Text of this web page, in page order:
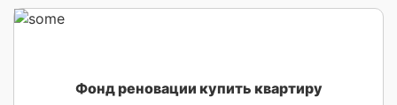
Фонд реновации купить квартиру